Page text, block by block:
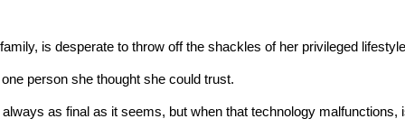
is desperate to throw off the shackles of her privileged
person she thought she could trust.
as final as it seems, but when that technology malfunctions,